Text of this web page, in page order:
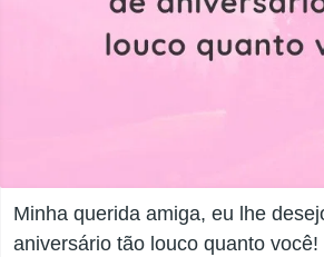
Minha querida amiga, eu lhe
aniversário tão louco quanto você!